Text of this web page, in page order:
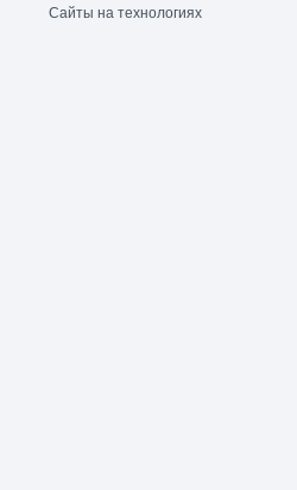
Сайты на технологиях